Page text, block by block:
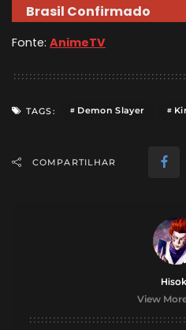
Brasil Confirmado
Fonte: AnimeTV
TAGS: Demon Slayer
COMPARTILHAR
View